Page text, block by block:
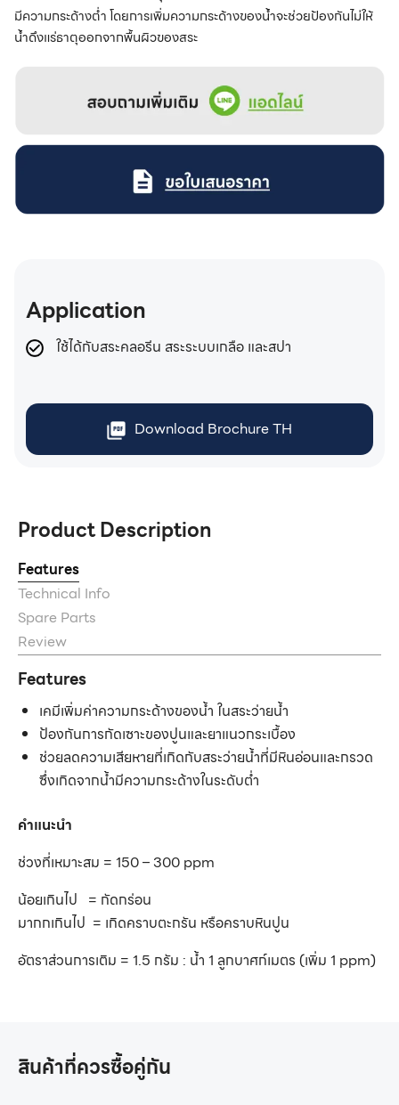
มีความกระด้างต่ำ โดยการเพิ่มความกระด้างของน้ำจะช่วยป้องกันไม่ให้
น้ำดึงแร่ธาตุออกจากพื้นผิวของสระ
Application
ใช้ได้กับสระคลอรีน สระระบบเกลือ และสปา
Download Brochure TH
Product Description
Features
Technical Info
Spare Parts
Review
Features
เคมีเพิ่มค่าความกระด้างของน้ำ ในสระว่ายน้ำ
ป้องกันการกัดเซาะของปูนและยาแนวกระเบื้อง
ช่วยลดความเสียหายที่เกิดกับสระว่ายน้ำที่มีหินอ่อนและกรวด
ซึ่งเกิดจากน้ำมีความกระด้างในระดับต่ำ
คำแนะนำ
ช่วงที่เหมาะสม = 150 – 300 ppm
น้อยเกินไป = กัดกร่อน
มากกเกินไป = เกิดคราบตะกรัน หรือคราบหินปูน
อัตราส่วนการเติม = 1.5 กรัม : น้ำ 1 ลูกบาศก์เมตร (เพิ่ม 1 ppm)
สินค้าที่ควรซื้อคู่กัน